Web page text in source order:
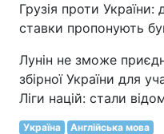
Грузія проти України:
ставки пропонують
Лунін не зможе
збірної України для
Ліги націй: стали
Україна
Англійська мова